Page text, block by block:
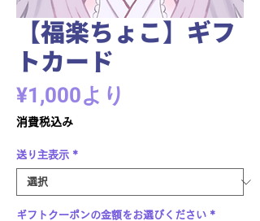
【福楽ちょこ】ギフ
トカード
¥1,000より
価
格
消費税込み
送り主表示 *
ギフトクーポンの金額をお選びください *